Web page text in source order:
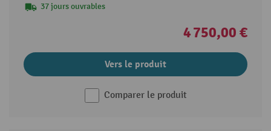
37 jours ouvrables
4 750,00 €
Vers le produit
Comparer le produit